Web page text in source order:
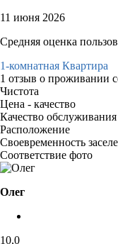
11 июня 2026
Средняя оценка
1-комнатная Квартира
1 отзыв о проживании
Чистота
Цена - качество
Качество обслуживания
Расположение
Своевременность
Соответствие фото
Олег
10,0